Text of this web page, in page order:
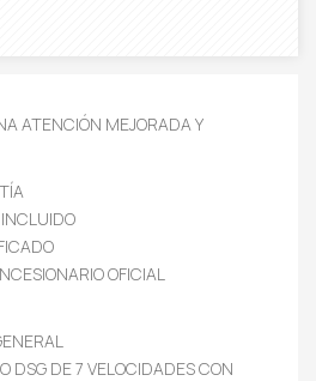
ATENCIÓN MEJORADA Y
OFICIAL
DSG DE 7 VELOCIDADES CON